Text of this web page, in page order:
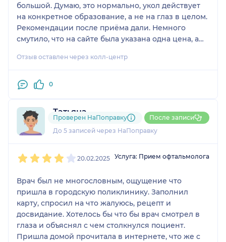
большой. Думаю, это нормально, укол действует
на конкретное образование, а не на глаз в целом.
Рекомендации после приёма дали. Немного
смутило, что на сайте была указана одна цена, а
отдельно за препарат или что-то ещё, но всё
разбираться. В остальном всё нормально.
Отзыв оставлен через колл-центр
0
Татьяна
3 отзыва
До 5 записей через НаПоправку
Проверен НаПоправку После записи
20.02.2025 Услуга: Прием офтальмолога
Врач был не многословным, ощущение что
пришла в городскую поликлинику. Заполнил
карту, спросил на что жалуюсь, рецепт и
досвидание. Хотелось бы что бы врач смотрел в
глаза и объяснял с чем столкнулся поциент.
Пришла домой прочитала в интернете, что же с